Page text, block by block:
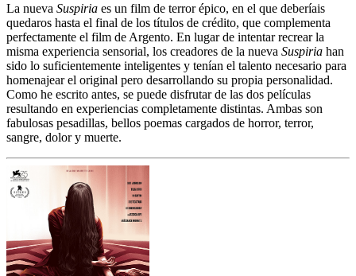
La nueva Suspiria es un film de terror épico, en el que deberíais
quedaros hasta el final de los títulos de crédito, que complementa
perfectamente el film de Argento. En lugar de intentar recrear la
misma experiencia sensorial, los creadores de la nueva Suspiria han
sido lo suficientemente inteligentes y tenían el talento necesario para
homenajear el original pero desarrollando su propia personalidad.
Como he escrito antes, se puede disfrutar de las dos películas
resultando en experiencias completamente distintas. Ambas son
fabulosas pesadillas, bellos poemas cargados de horror, terror,
sangre, dolor y muerte.